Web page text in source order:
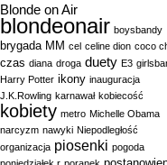
Blonde on Air
blondeonair boysbandy
brygada MM cel celine dion coco
czas diana droga duety E3
Harry Potter ikony inauguracja
J.K.Rowling karnawał kobiecość
kobiety metro Michelle Obama
narcyzm nawyki Niepodległość
organizacja piosenki pogoda